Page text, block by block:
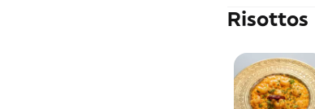
Risottos